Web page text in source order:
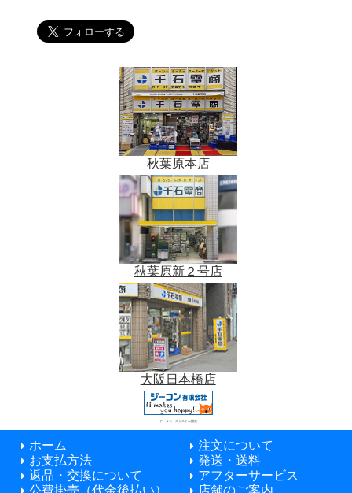
秋葉原本店
秋葉原新２号店
大阪日本橋店
データベースシステム開発
ホーム
注文について
お支払方法
発送・送料
返品・交換について
アフターサービス
公費掛売（代金後払い）
店舗のご案内